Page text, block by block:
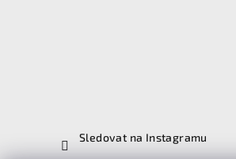
Sledovat na Instagramu